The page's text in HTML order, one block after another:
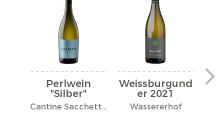
Perlwein
"Silber"
Cantine Sacchetto S.r.l.
Weissburgund
er 2021
Wassererhof